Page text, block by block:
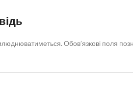
Обов’язкові поля